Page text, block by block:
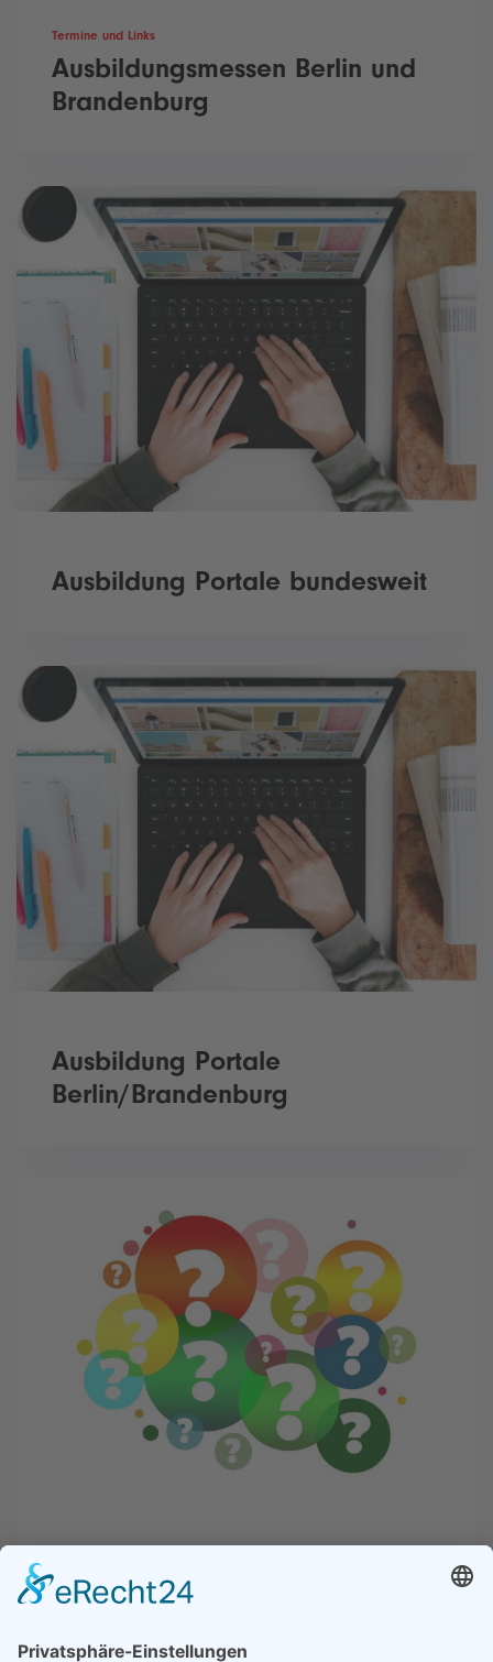
Termine und Links
Ausbildungsmessen Berlin und
Brandenburg
Ausbildung Portale bundesweit
Ausbildung Portale
Berlin/Brandenburg
Übersicht
Portale zur Berufsfindung